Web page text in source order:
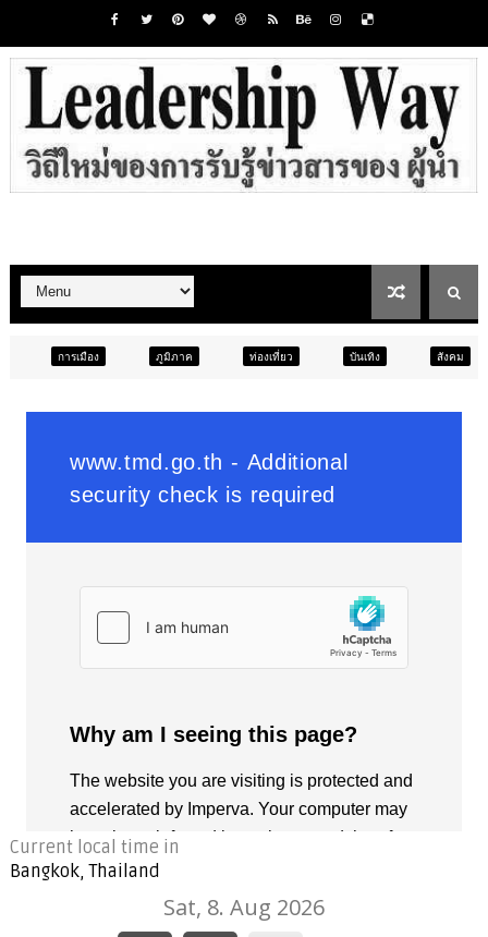
ภูมิภาค ท่องเที่ยว บันเทิง สังคม ภูมิภาค
Current local time in
Bangkok, Thailand